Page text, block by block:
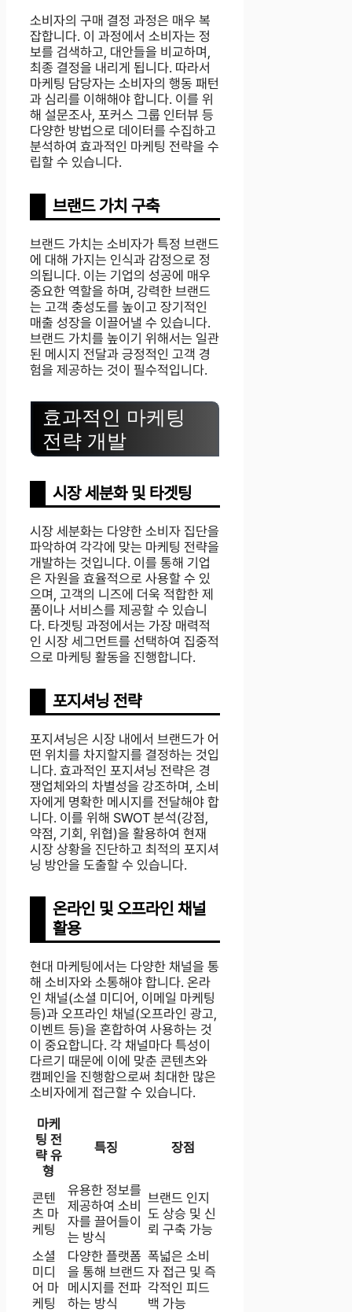
소비자의 구매 결정 과정은 매우 복
잡합니다. 이 과정에서 소비자는 정
보를 검색하고, 대안들을 비교하며,
최종 결정을 내리게 됩니다. 따라서
마케팅 담당자는 소비자의 행동 패턴
과 심리를 이해해야 합니다. 이를 위
해 설문조사, 포커스 그룹 인터뷰 등
다양한 방법으로 데이터를 수집하고
분석하여 효과적인 마케팅 전략을 수
립할 수 있습니다.
브랜드 가치 구축
브랜드 가치는 소비자가 특정 브랜드
에 대해 가지는 인식과 감정으로 정
의됩니다. 이는 기업의 성공에 매우
중요한 역할을 하며, 강력한 브랜드
는 고객 충성도를 높이고 장기적인
매출 성장을 이끌어낼 수 있습니다.
브랜드 가치를 높이기 위해서는 일관
된 메시지 전달과 긍정적인 고객 경
험을 제공하는 것이 필수적입니다.
효과적인 마케팅
전략 개발
시장 세분화 및 타겟팅
시장 세분화는 다양한 소비자 집단을
파악하여 각각에 맞는 마케팅 전략을
개발하는 것입니다. 이를 통해 기업
은 자원을 효율적으로 사용할 수 있
으며, 고객의 니즈에 더욱 적합한 제
품이나 서비스를 제공할 수 있습니
다. 타겟팅 과정에서는 가장 매력적
인 시장 세그먼트를 선택하여 집중적
으로 마케팅 활동을 진행합니다.
포지셔닝 전략
포지셔닝은 시장 내에서 브랜드가 어
떤 위치를 차지할지를 결정하는 것입
니다. 효과적인 포지셔닝 전략은 경
쟁업체와의 차별성을 강조하며, 소비
자에게 명확한 메시지를 전달해야 합
니다. 이를 위해 SWOT 분석(강점,
약점, 기회, 위협)을 활용하여 현재
시장 상황을 진단하고 최적의 포지셔
닝 방안을 도출할 수 있습니다.
온라인 및 오프라인 채널
활용
현대 마케팅에서는 다양한 채널을 통
해 소비자와 소통해야 합니다. 온라
인 채널(소셜 미디어, 이메일 마케팅
등)과 오프라인 채널(오프라인 광고,
이벤트 등)을 혼합하여 사용하는 것
이 중요합니다. 각 채널마다 특성이
다르기 때문에 이에 맞춘 콘텐츠와
캠페인을 진행함으로써 최대한 많은
소비자에게 접근할 수 있습니다.
마케
팅 전
략 유
형
특징 장점
콘텐
츠 마
케팅
유용한 정보를
제공하여 소비
자를 끌어들이
는 방식
브랜드 인지
도 상승 및 신
뢰 구축 가능
소셜
미디
어 마
케팅
다양한 플랫폼
을 통해 브랜드
메시지를 전파
하는 방식
폭넓은 소비
자 접근 및 즉
각적인 피드
백 가능